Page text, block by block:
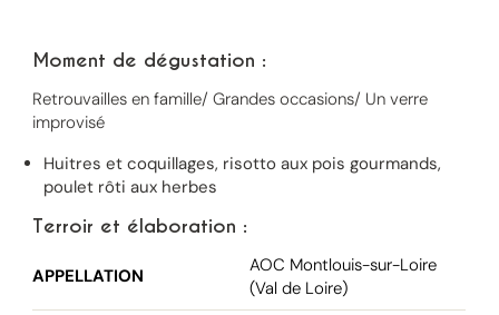
Moment de dégustation :
Retrouvailles en famille/ Grandes occasions/ Un verre
improvisé
Huitres et coquillages, risotto aux pois gourmands,
poulet rôti aux herbes
Terroir et élaboration :
APPELLATION
AOC Montlouis-sur-Loire
(Val de Loire)